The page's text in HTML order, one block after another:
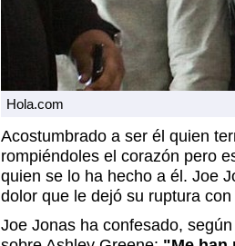
Hola.com
Acostumbrado a ser él quien
rompiéndoles el corazón pero
quien se lo ha hecho a él. Joe
dolor que le dejó su ruptura
Joe Jonas ha confesado,